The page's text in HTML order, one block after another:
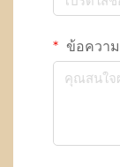
ข้อความ